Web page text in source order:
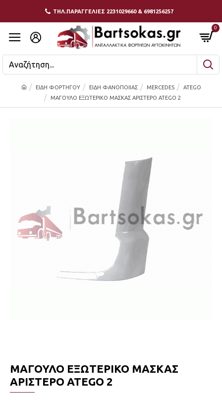
ΤΗΛ.ΠΑΡΑΓΓΕΛΙΕΣ 2231029660 & 6981256257
0
ΕΙΔΗ ΦΟΡΤΗΓΟΥ ΕΙΔΗ ΦΑΝΟΠΟΙΙΑΣ MERCEDES
ATEGO
ΜΑΓΟΥΛΟ ΕΞΩΤΕΡΙΚΟ ΜΑΣΚΑΣ ΑΡΙΣΤΕΡΟ ATEGO 2
ΜΑΓΟΥΛΟ ΕΞΩΤΕΡΙΚΟ ΜΑΣΚΑΣ
ΑΡΙΣΤΕΡΟ ATEGO 2